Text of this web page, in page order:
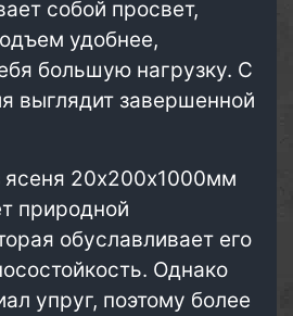
собой просвет,
удобнее,
большую нагрузку. С
выглядит завершенной
ясеня 20х200х1000мм
природной
обуславливает его
Однако
упруг, поэтому более